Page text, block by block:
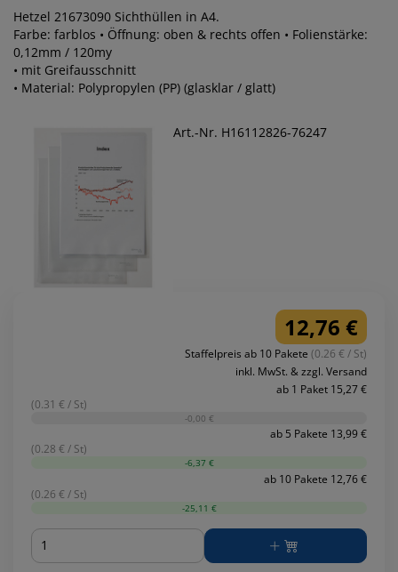
Hetzel 21673090 Sichthüllen in A4.
Farbe: farblos • Öffnung: oben & rechts offen • Folienstärke:
0,12mm / 120my
• mit Greifausschnitt
• Material: Polypropylen (PP) (glasklar / glatt)
Art.-Nr. H16112826-76247
12,76 €
Staffelpreis ab 10 Pakete (0.26 € / St)
inkl. MwSt. & zzgl. Versand
ab 1 Paket 15,27 €
(0.31 € / St)
-0,00 €
ab 5 Pakete 13,99 €
(0.28 € / St)
-6,37 €
ab 10 Pakete 12,76 €
(0.26 € / St)
-25,11 €
Menge